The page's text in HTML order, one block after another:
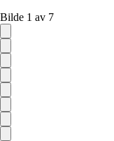
Bilde 1 av 7